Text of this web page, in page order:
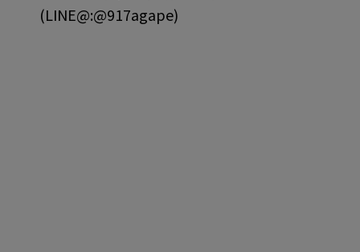
(LINE@:@917agape)